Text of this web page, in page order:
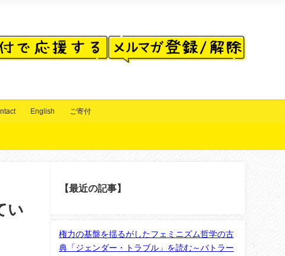
English ご寄付
い
【最近の記事】
権力の基盤を揺るがしたフェミニズム哲学の古
典「ジェンダー・トラブル」を読む～バトラー